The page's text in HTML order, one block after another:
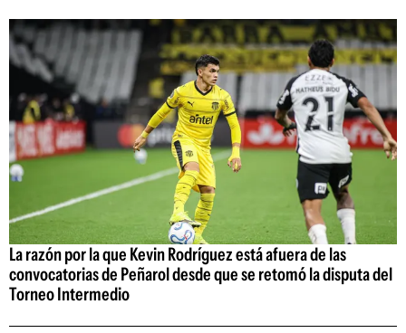
La razón por la que Kevin Rodríguez está afuera de las
convocatorias de Peñarol desde que se retomó la disputa del
Torneo Intermedio